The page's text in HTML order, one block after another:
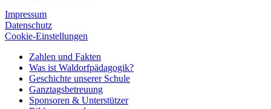
Impressum
Datenschutz
Cookie-Einstellungen
Zahlen und Fakten
Was ist Waldorfpädagogik?
Geschichte unserer Schule
Ganztagsbetreuung
Sponsoren & Unterstützer